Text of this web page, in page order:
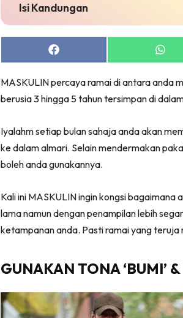
Isi Kandungan
Share
on
Share
on
MASKULIN percaya ramai di antara anda
berusia 3 hingga 5 tahun tersimpan di
Iyalahm setiap bulan sahaja anda akan
ke dalam almari. Selain mendermakan
boleh anda gunakannya.
Kali ini MASKULIN ingin kongsi
lama namun dengan penampilan lebih
ketampanan anda. Pasti ramai yang
GUNAKAN TONA ‘BUMI’